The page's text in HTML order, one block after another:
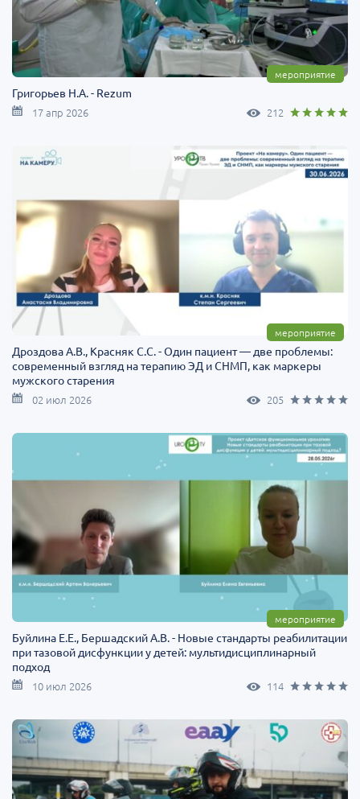
мероприятие
Григорьев Н.А. - Rezum
17 апр 2026 212
мероприятие
Дроздова А.В., Красняк С.С. - Один пациент — две проблемы:
современный взгляд на терапию ЭД и СНМП, как маркеры
мужского старения
02 июл 2026 205
мероприятие
Буйлина Е.Е., Бершадский А.В. - Новые стандарты реабилитации
при тазовой дисфункции у детей: мультидисциплинарный
подход
10 июл 2026 114